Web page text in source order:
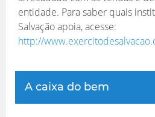
entidade. Para saber quais
Salvação apoia, acesse:
http://
A caixa do bem